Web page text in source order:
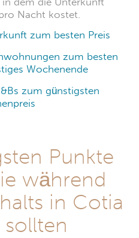
Nacht kostet.
zum besten Preis
zum besten
Wochenende
zum günstigsten
Punkte
während
in Cotia